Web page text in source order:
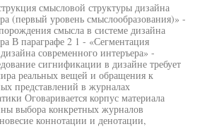
смысловой структуры дизайна
(первый уровень смыслообразования)» -
смысла в системе дизайна
В параграфе 2 1 - «Сегментация
современного интеръера» -
сигнификации в дизайне требует
реальных вещей и обращения к
представлений в журналах
Оговаривается корпус материала
выбора конкретных журналов
коннотации и денотации,